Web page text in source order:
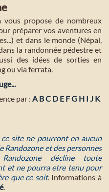
vous propose de nombreux
préparer vos aventures en
et dans le monde (Népal,
la randonnée pédestre et
des idées de sorties en
ou via ferrata.
par : A BC D E FG H I J K
site ne pourront en aucun
Randozone et des personnes
décline toute
et ne pourra etre tenu pour
que ce soit. Informations à
.